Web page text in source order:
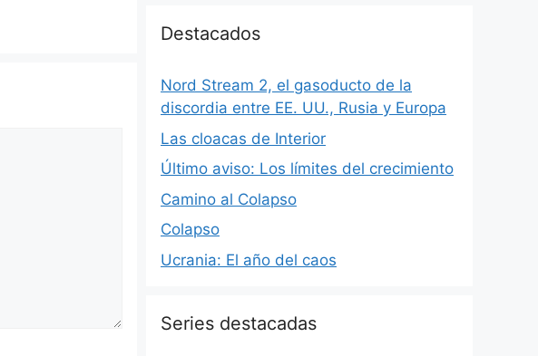
Destacados
Nord Stream 2, el gasoducto de la
discordia entre EE. UU., Rusia y Europa
Las cloacas de Interior
Último aviso: Los límites del crecimiento
Camino al Colapso
Colapso
Ucrania: El año del caos
Series destacadas